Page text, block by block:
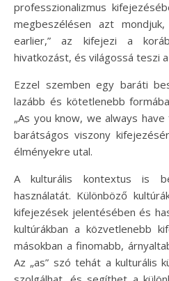
professzionalizmus
megbeszélésen azt
earlier,” az kifejezi a
hivatkozást, és világossá teszi
Ezzel szemben egy baráti
lazább és kötetlenebb
„As you know, we always
barátságos viszony
élményekre utal.
A kulturális kontextus is
használatát. Különböző
kifejezések jelentésében és
kultúrákban a közvetlenebb
másokban a finomabb,
Az „as” szó tehát a kulturális